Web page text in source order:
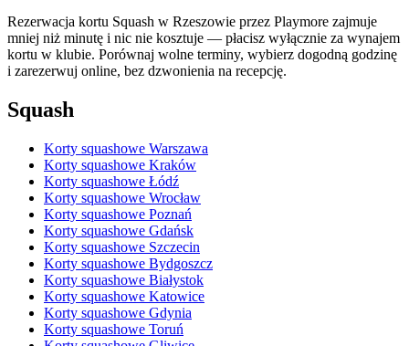
Rezerwacja kortu Squash w Rzeszowie przez Playmore zajmuje
mniej niż minutę i nic nie kosztuje — płacisz wyłącznie za wynajem
kortu w klubie. Porównaj wolne terminy, wybierz dogodną godzinę
i zarezerwuj online, bez dzwonienia na recepcję.
Squash
Korty squashowe Warszawa
Korty squashowe Kraków
Korty squashowe Łódź
Korty squashowe Wrocław
Korty squashowe Poznań
Korty squashowe Gdańsk
Korty squashowe Szczecin
Korty squashowe Bydgoszcz
Korty squashowe Białystok
Korty squashowe Katowice
Korty squashowe Gdynia
Korty squashowe Toruń